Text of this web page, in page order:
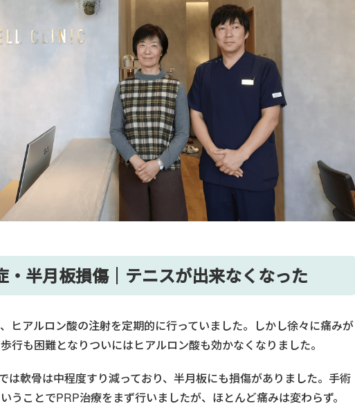
・半月板損傷｜テニスが出来なくなった
ヒアルロン酸の注射を定期的に行っていました。しかし徐々に痛みが
行も困難となりついにはヒアルロン酸も効かなくなりました。
は軟骨は中程度すり減っており、半月板にも損傷がありました。手術
うことでPRP治療をまず行いましたが、ほとんど痛みは変わらず。